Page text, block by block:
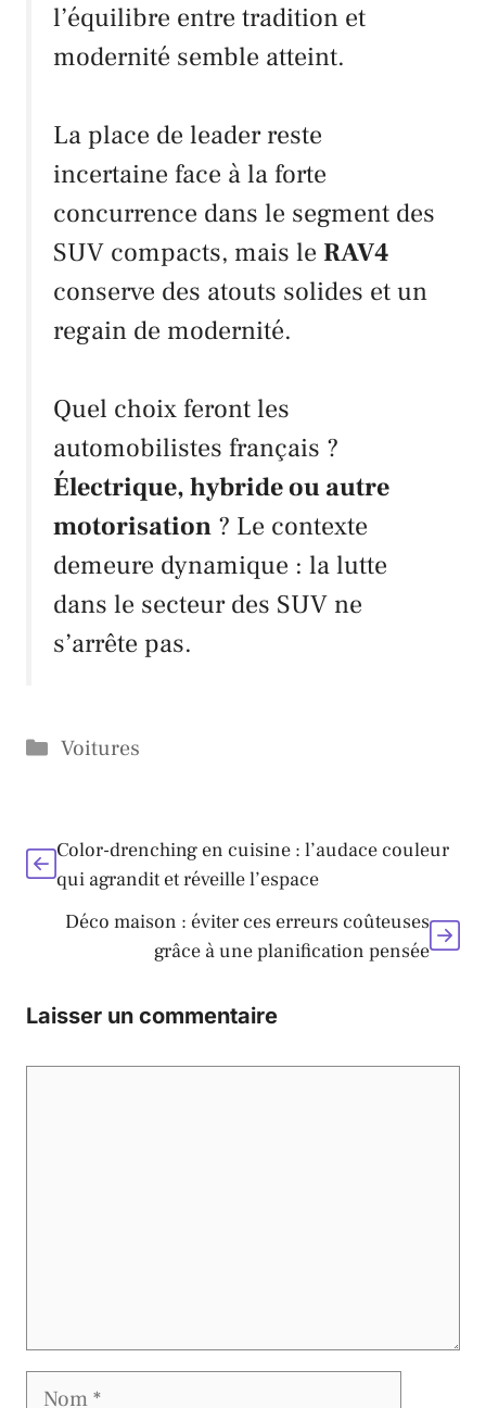
l’équilibre entre tradition et
modernité semble atteint.
La place de leader reste
incertaine face à la forte
concurrence dans le segment des
SUV compacts, mais le RAV4
conserve des atouts solides et un
regain de modernité.
Quel choix feront les
automobilistes français ?
Électrique, hybride ou autre
motorisation ? Le contexte
demeure dynamique : la lutte
dans le secteur des SUV ne
s’arrête pas.
Catégories
Voitures
Color-drenching en cuisine : l’audace couleur
qui agrandit et réveille l’espace
Déco maison : éviter ces erreurs coûteuses
grâce à une planification pensée
Laisser un commentaire
Nom